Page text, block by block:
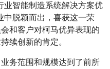
业智能制造系统解决方案优
中脱颖而出，喜获这一荣
和客户对柯马优异表现的
续创新的肯定。
务范围和规模达到了前所